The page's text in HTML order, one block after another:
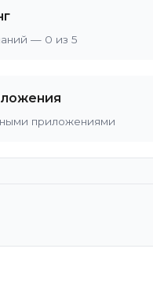
— 0 из 5
приложениями